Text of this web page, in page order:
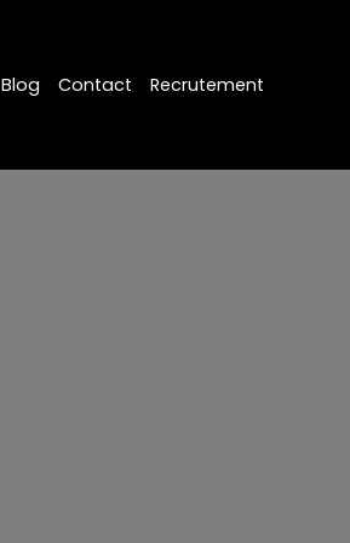
Blog Contact Recrutement